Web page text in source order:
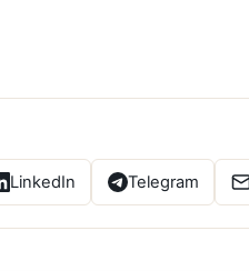
LinkedIn Telegram